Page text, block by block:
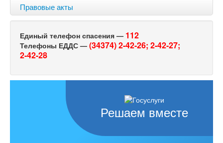
Правовые акты
Единый телефон спасения — 112
Телефоны ЕДДС — (34374) 2-42-26; 2-42-27;
2-42-28
Решаем вместе